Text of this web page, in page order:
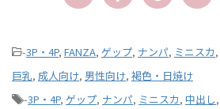
-3P・4P, FANZA, ゲップ, ナンパ, ミニスカ,
巨乳, 成人向け, 男性向け, 褐色・日焼け
-3P・4P, ゲップ, ナンパ, ミニスカ, 中出し,